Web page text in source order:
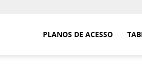
PLANOS DE ACESSO